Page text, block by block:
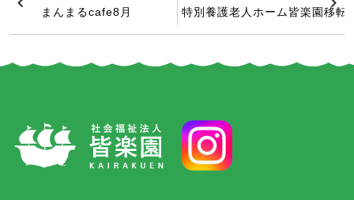
まんまるcafe8月 特別養護老人ホーム皆楽園移